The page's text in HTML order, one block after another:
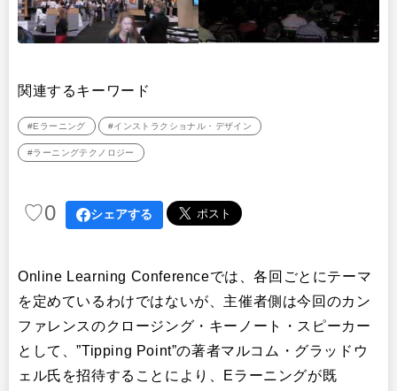
関連するキーワード
#Eラーニング #インストラクショナル・デザイン
#ラーニングテクノロジー
♡0 シェアする
Online Learning Conferenceでは、各回ごとにテーマ
を定めているわけではないが、主催者側は今回のカン
ファレンスのクロージング・キーノート・スピーカー
として、”Tipping Point”の著者マルコム・グラッドウ
ェル氏を招待することにより、Eラーニングが既